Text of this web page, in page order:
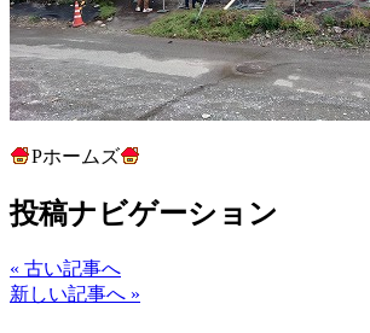
Pホームズ
投稿ナビゲーション
« 古い記事へ
新しい記事へ »